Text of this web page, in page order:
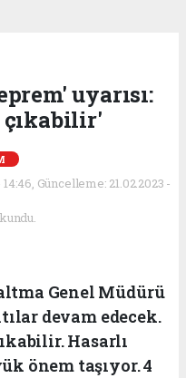
uyarısı:
çıkabilir'
Güncelleme: 21.02.2023 -
Genel Müdürü
devam edecek.
Hasarlı
önem taşıyor. 4